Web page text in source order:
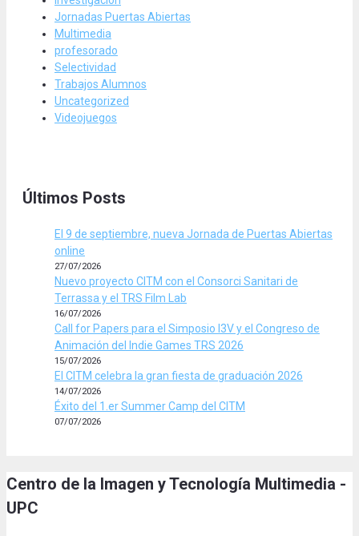
Jornadas Puertas Abiertas
Multimedia
profesorado
Selectividad
Trabajos Alumnos
Uncategorized
Videojuegos
Últimos Posts
El 9 de septiembre, nueva Jornada de Puertas Abiertas
online
27/07/2026
Nuevo proyecto CITM con el Consorci Sanitari de
Terrassa y el TRS Film Lab
16/07/2026
Call for Papers para el Simposio I3V y el Congreso de
Animación del Indie Games TRS 2026
15/07/2026
El CITM celebra la gran fiesta de graduación 2026
14/07/2026
Éxito del 1.er Summer Camp del CITM
07/07/2026
Centro de la Imagen y Tecnología Multimedia -
UPC